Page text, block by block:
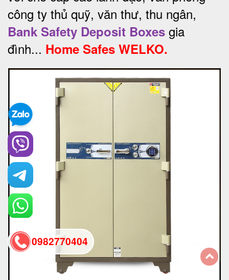
công ty thủ quỹ, văn thư, thu ngân,
Bank Safety Deposit Boxes gia
đình... Home Safes WELKO.
0982770404